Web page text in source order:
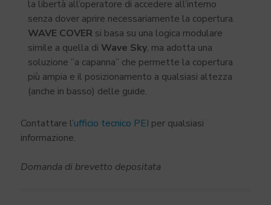
la libertà all’operatore di accedere all’interno
senza dover aprire necessariamente la copertura.
WAVE COVER si basa su una logica modulare
simile a quella di Wave Sky, ma adotta una
soluzione ”a capanna” che permette la copertura
più ampia e il posizionamento a qualsiasi altezza
(anche in basso) delle guide.
Contattare l’ufficio tecnico PEI per qualsiasi
informazione.
Domanda di brevetto depositata